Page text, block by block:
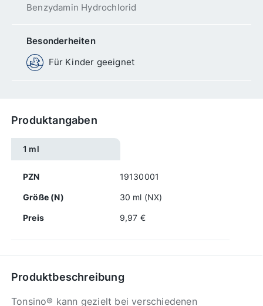
Benzydamin Hydrochlorid
Besonderheiten
Für Kinder geeignet
Produktangaben
1 ml
PZN 19130001
Größe (N) 30 ml (NX)
Preis 9,97 €
Produktbeschreibung
Tonsino® kann gezielt bei verschiedenen